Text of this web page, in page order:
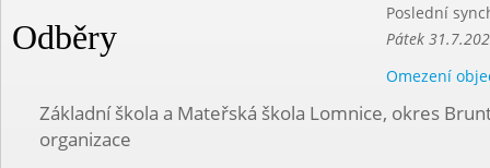
Odběry
Poslední
Pátek
Omezení
Základní škola a Mateřská škola Lomnice, okres
organizace